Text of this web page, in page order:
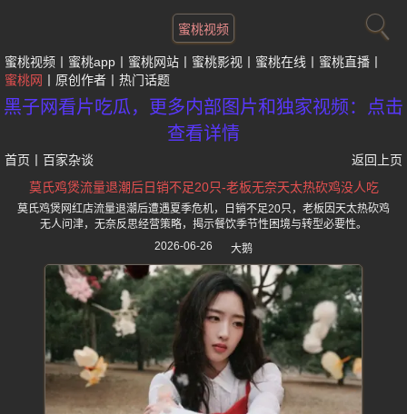
蜜桃视频
蜜桃视频 蜜桃app 蜜桃网站 蜜桃影视 蜜桃在线
蜜桃直播
蜜桃网
原创作者 热门话题
黑子网看片吃瓜，更多内部图片和独家视频：点击
查看详情
首页 百家杂谈
返回上页
莫氏鸡煲流量退潮后日销不足20只-老板无奈天太热砍鸡没人吃
莫氏鸡煲网红店流量退潮后遭遇夏季危机，日销不足20只，老板因天太热砍鸡
无人问津，无奈反思经营策略，揭示餐饮季节性困境与转型必要性。
2026-06-26
大鹅